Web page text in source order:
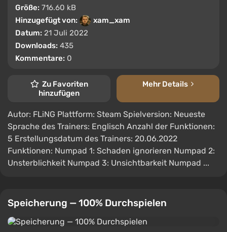
Größe: 716.60 kB
Hinzugefügt von:
xam_xam
Datum: 21 Juli 2022
Downloads: 435
Kommentare: 0
Zu Favoriten
hinzufügen
Mehr Details
Autor: FLiNG Plattform: Steam Spielversion: Neueste
Sprache des Trainers: Englisch Anzahl der Funktionen:
5 Erstellungsdatum des Trainers: 20.06.2022
Funktionen: Numpad 1: Schaden ignorieren Numpad 2:
Unsterblichkeit Numpad 3: Unsichtbarkeit Numpad ...
Speicherung — 100% Durchspielen